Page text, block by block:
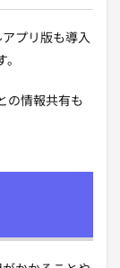
プリ版も導入
の情報共有も